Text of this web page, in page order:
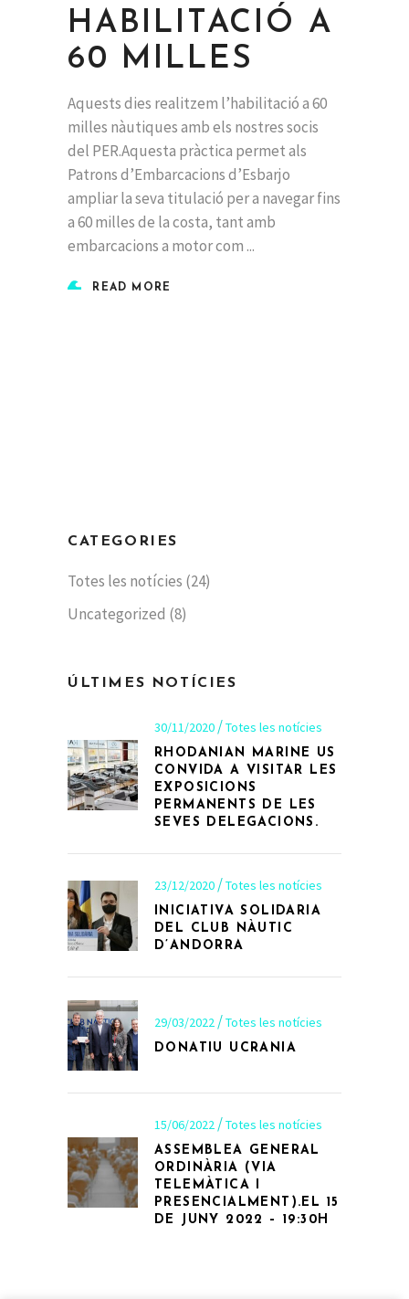
HABILITACIÓ A
60 MILLES
Aquests dies realitzem l’habilitació a 60
milles nàutiques amb els nostres socis
del PER.Aquesta pràctica permet als
Patrons d’Embarcacions d’Esbarjo
ampliar la seva titulació per a navegar fins
a 60 milles de la costa, tant amb
embarcacions a motor com
READ MORE
CATEGORIES
Totes les notícies (24)
Uncategorized (8)
ÚLTIMES NOTÍCIES
30/11/2020 Totes les notícies
RHODANIAN MARINE US
CONVIDA A VISITAR LES
EXPOSICIONS
PERMANENTS DE LES
SEVES DELEGACIONS.
23/12/2020 Totes les notícies
INICIATIVA SOLIDARIA
DEL CLUB NÀUTIC
D’ANDORRA
29/03/2022 Totes les notícies
DONATIU UCRANIA
15/06/2022 Totes les notícies
ASSEMBLEA GENERAL
ORDINÀRIA (VIA
TELEMÀTICA I
PRESENCIALMENT).EL 15
DE JUNY 2022 – 19:30H